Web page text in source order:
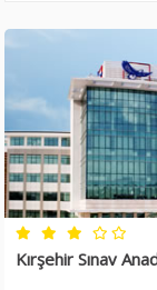
Kırşehir Sınav